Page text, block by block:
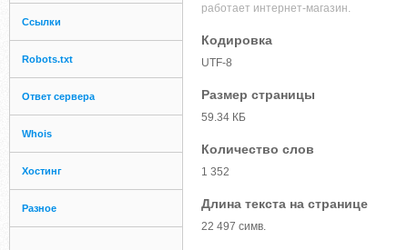
Ссылки
Robots.txt
Ответ сервера
Whois
Хостинг
Разное
работает интернет-магазин.
Кодировка
UTF-8
Размер страницы
59.34 КБ
Количество слов
1 352
Длина текста на странице
22 497 симв.